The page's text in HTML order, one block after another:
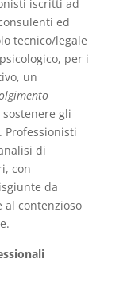
iscritti ad
ed
tecnico/legale
per i
un
gli
di
con
da
al contenzioso